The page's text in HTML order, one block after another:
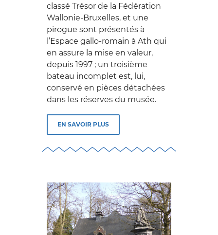
classé Trésor de la Fédération
Wallonie-Bruxelles, et une
pirogue sont présentés à
l’Espace gallo-romain à Ath qui
en assure la mise en valeur,
depuis 1997 ; un troisième
bateau incomplet est, lui,
conservé en pièces détachées
dans les réserves du musée.
EN SAVOIR PLUS